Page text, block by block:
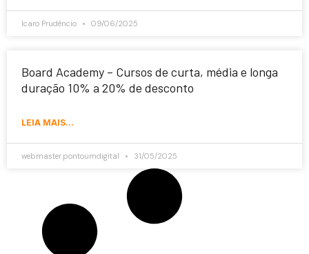
Icaro Prudêncio 09/06/2025
Board Academy – Cursos de curta, média e longa
duração 10% a 20% de desconto
LEIA MAIS...
webmaster.pontoumdigital 31/05/2025